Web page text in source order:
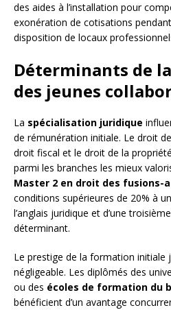
des aides à l’installation pour
exonération de cotisations
disposition de locaux
Déterminants de
des jeunes
La spécialisation juridique
de rémunération initiale. Le droit
droit fiscal et le droit de la
parmi les branches les mieux
Master 2 en droit des fusions-
conditions supérieures de 20% à
l’anglais juridique et d’une
déterminant.
Le prestige de la formation initiale
négligeable. Les diplômés des
ou des écoles de formation du
bénéficient d’un avantage